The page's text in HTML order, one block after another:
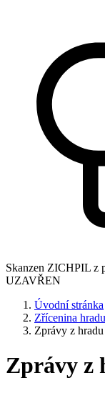
Skanzen ZICHPIL z
UZAVŘEN
Úvodní stránka
Zřícenina
Zprávy z hradu
Zprávy z